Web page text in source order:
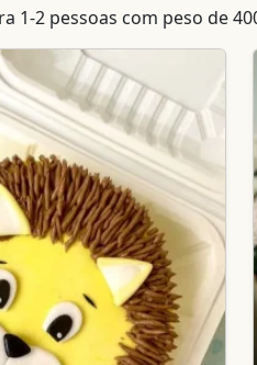
1-2 pessoas com peso de